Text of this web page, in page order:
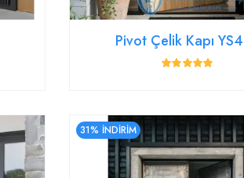
Pivot Çelik Kapı
31% İNDİRİM